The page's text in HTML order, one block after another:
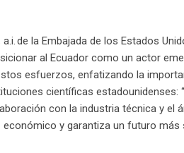
de la Embajada de los Estados
al Ecuador como un actor
esfuerzos, enfatizando la
científicas estadounidenses:
con la industria técnica y el
y garantiza un futuro